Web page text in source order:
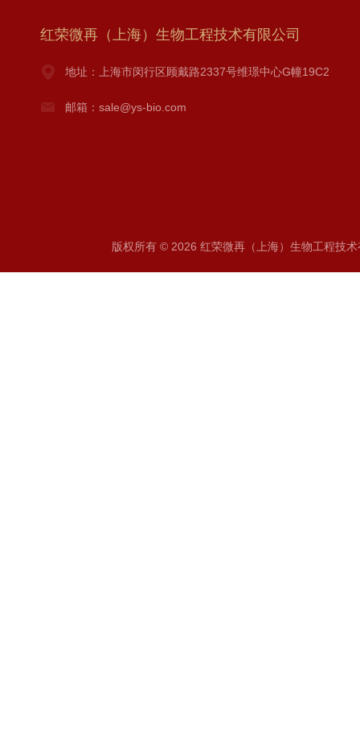
红荣微再（上海）生物工程技术有限公司
地址：上海市闵行区顾戴路2337号维璟中心G幢19C2
邮箱：sale@ys-bio.com
版权所有 © 2026 红荣微再（上海）生物工程技